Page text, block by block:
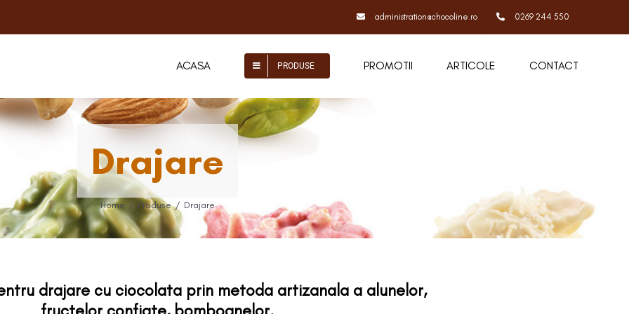
administration@chocoline.ro 0269 244 550
ACASA PRODUSE PROMOTII ARTICOLE CONTACT
Drajare
Home Produse Drajare
drajare cu ciocolata prin metoda artizanala a alunelor,